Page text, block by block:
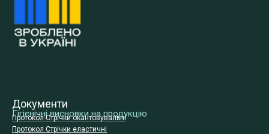
Документи
Гігієнічні висновки на продукцію
Протокол-Стрічки окантовувальні
Протокол Стрічки еластичні